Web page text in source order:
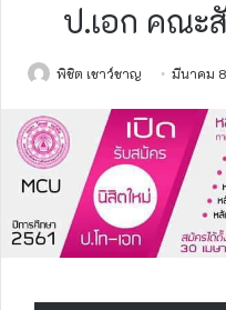
ป.เอก คณะ
พิชิต เชาว์ชาญ มีนาคม